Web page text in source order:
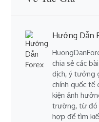
Hướng Dẫn
chia sẻ các
dịch, ý tưởng
chính quốc
kiện ảnh
trường, từ đó
hợp để tìm